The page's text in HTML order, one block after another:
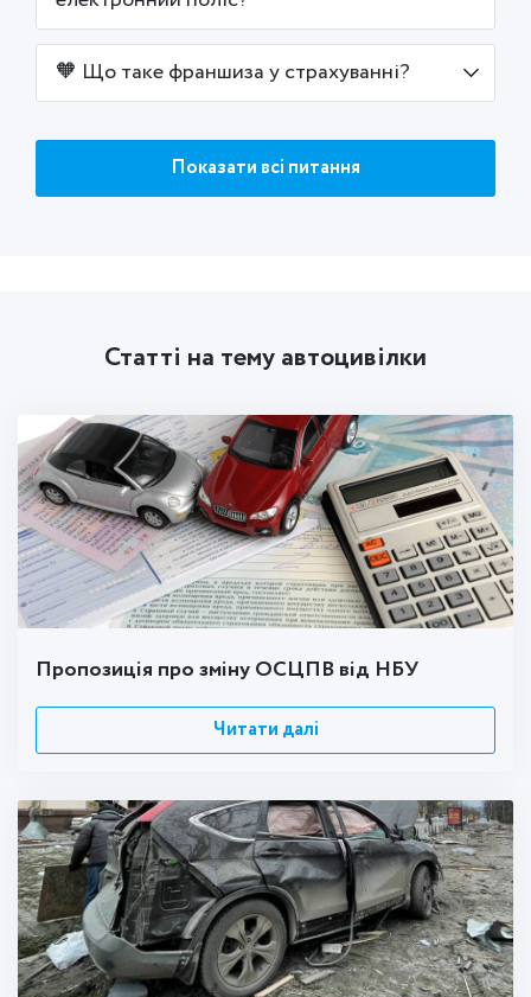
🧡 Що таке франшиза у страхуванні?
Показати всі питання
Статті на тему автоцивілки
Пропозиція про зміну ОСЦПВ від НБУ
Читати далі